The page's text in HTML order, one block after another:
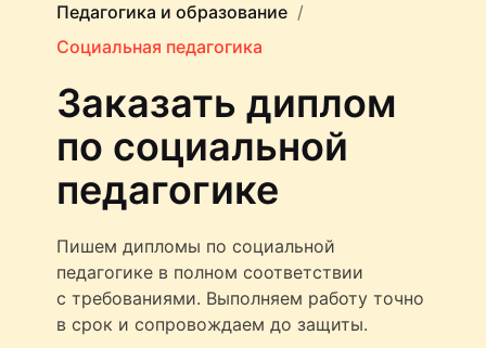
Педагогика и образование
Социальная педагогика
Заказать диплом
по социальной
педагогике
Пишем дипломы по социальной
педагогике в полном соответствии
с требованиями. Выполняем работу точно
в срок и сопровождаем до защиты.